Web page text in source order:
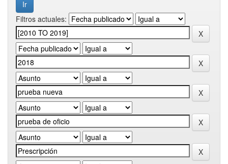
Filtros actuales: